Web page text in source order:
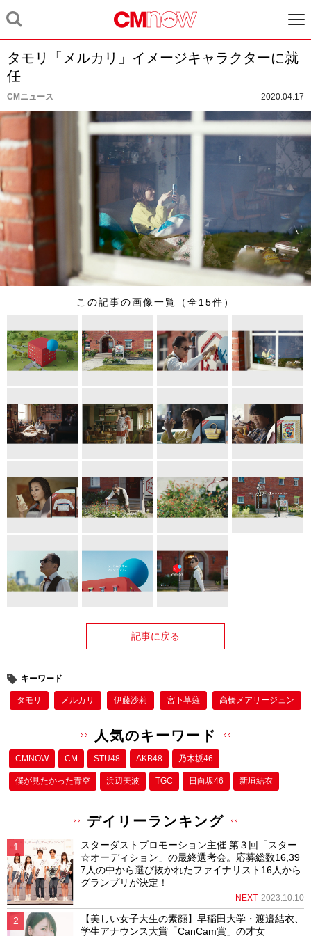
タモリ「メルカリ」イメージキャラクターに就
任
CMニュース 2020.04.17
この記事の画像一覧（全15件）
記事に戻る
キーワード
タモリ メルカリ 伊藤沙莉 宮下草薙 高橋メアリージュン
人気のキーワード
CMNOW CM STU48 AKB48 乃木坂46
僕が⾒たかった⻘空 浜辺美波 TGC 日向坂46 新垣結衣
デイリーランキング
スターダストプロモーション主催 第３回「スター
☆オーディション」の最終選考会。応募総数16,39
7人の中から選び抜かれたファイナリスト16人から
グランプリが決定！
NEXT 2023.10.10
【美しい女子大生の素顔】早稲田大学・渡邉結衣、
学生アナウンス大賞「CanCam賞」の才女